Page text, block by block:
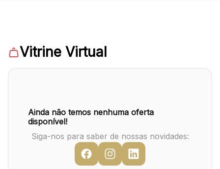
Comodidades Eventos
Vitrine Virtual
Ainda não temos nenhuma oferta
disponível!
Siga-nos para saber de nossas novidades: